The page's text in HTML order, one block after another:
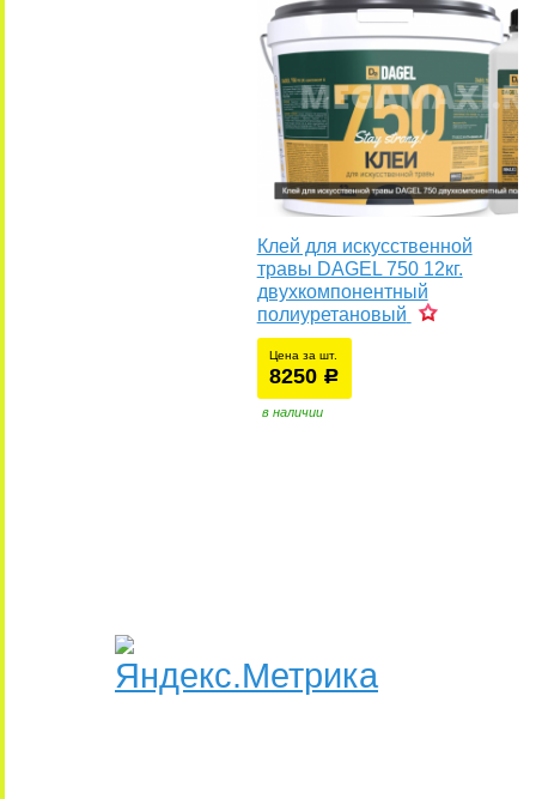
Клей для искусственной
травы DAGEL 750 12кг.
двухкомпонентный
полиуретановый
Цена за шт.
8250 р
в наличии